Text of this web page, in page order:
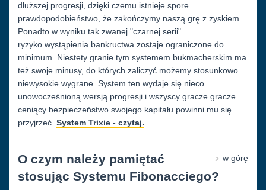
dłuższej progresji, dzięki czemu istnieje spore
prawdopodobieństwo, że zakończymy naszą grę z zyskiem.
Ponadto w wyniku tak zwanej "czarnej serii"
ryzyko wystąpienia bankructwa zostaje ograniczone do
minimum. Niestety granie tym systemem bukmacherskim ma
też swoje minusy, do których zaliczyć możemy stosunkowo
niewysokie wygrane. System ten wydaje się nieco
unowocześnioną wersją progresji i wszyscy gracze gracze
ceniący bezpieczeństwo swojego kapitału powinni mu się
przyjrzeć. System Trixie - czytaj.
w górę
O czym należy pamiętać
stosując Systemu Fibonacciego?